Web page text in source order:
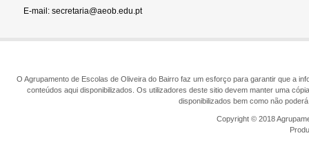
E-mail: secretaria@aeob.edu.pt
O Agrupamento de Escolas de Oliveira do Bairro faz um esforço para garantir que a
conteúdos aqui disponibilizados. Os utilizadores deste sitio devem manter uma
disponibilizados bem como não
Copyright © 2018